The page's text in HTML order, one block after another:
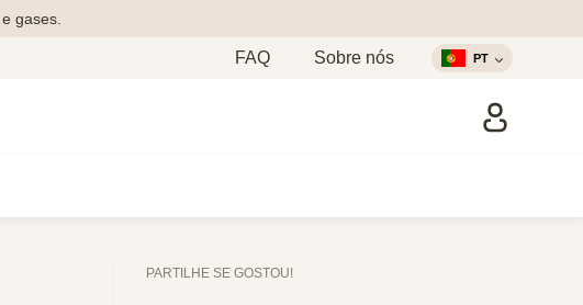
gases.
FAQ Sobre nós PT
PARTILHE SE GOSTOU!